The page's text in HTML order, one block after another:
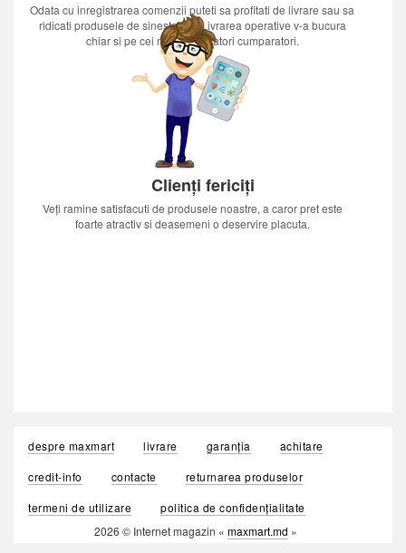
Odata cu inregistrarea comenzii puteti sa profitati de livrare sau sa
ridicati produsele de sinestatator.Livrarea operative v-a bucura
chiar si pe cei mai nerabdatori cumparatori.
Clienți fericiți
Veți ramine satisfacuti de produsele noastre, a caror pret este
foarte atractiv si deasemeni o deservire placuta.
despre maxmart livrare garanția
achitare
credit-info
contacte
returnarea produselor
termeni de utilizare
politica de confidențialitate
2026 © Internet magazin « maxmart.md »